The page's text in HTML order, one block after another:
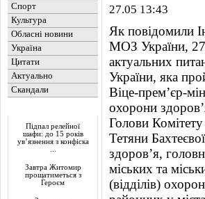
Спорт
Культура
Обласні новини
Україна
Цитати
Актуально
Скандали
Підпал релейної
шафи: до 15 років
ув’язнення з конфіска
Завтра Житомир
прощатиметься з
Героєм
27.05 13:43
Як повідомили
МОЗ України, 27
актуальних
України, яка
Віце-прем’єр-
охорони
Голови
Тетяни
здоров’я,
міських та
(відділів)